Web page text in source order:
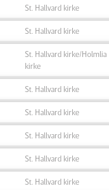
St. Hallvard kirke
St. Hallvard kirke
St. Hallvard kirke/Holmlia
kirke
St. Hallvard kirke
St. Hallvard kirke
St. Hallvard kirke
St. Hallvard kirke
St. Hallvard kirke